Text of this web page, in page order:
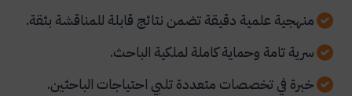
منهجية علمية دقيقة تضمن نتائج قابلة للمناقشة بثقة.
سرية تامة وحماية كاملة لملكية الباحث.
خبرة في تخصصات متعددة تلبي احتياجات الباحثين.